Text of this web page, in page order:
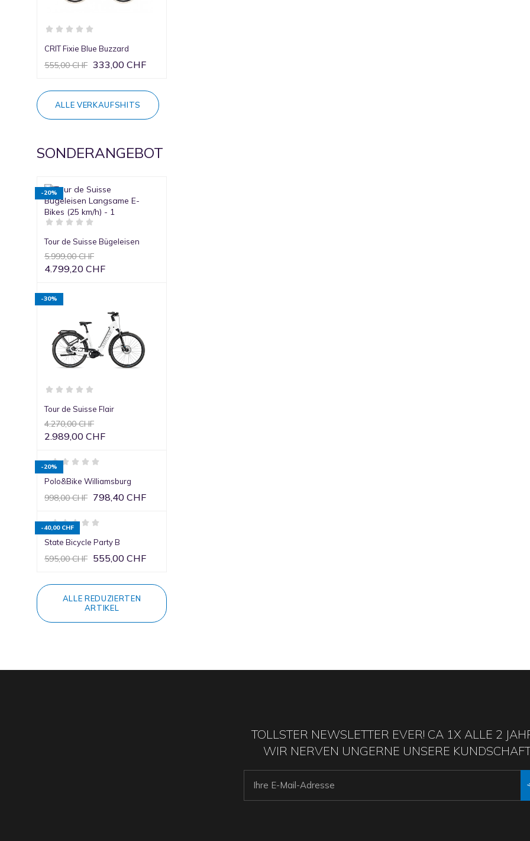
CRIT Fixie Blue Buzzard
555,00 CHF 333,00 CHF
ALLE VERKAUFSHITS
SONDERANGEBOT
-20%
Tour de Suisse Bügeleisen
5.999,00 CHF
4.799,20 CHF
-30%
Tour de Suisse Flair
4.270,00 CHF
2.989,00 CHF
-20%
Polo&Bike Williamsburg
998,00 CHF 798,40 CHF
-40,00 CHF
State Bicycle Party B
595,00 CHF 555,00 CHF
ALLE REDUZIERTEN
ARTIKEL
TOLLSTER NEWSLETTER EVER! CA 1X ALLE 2
WIR NERVEN UNGERNE UNSERE